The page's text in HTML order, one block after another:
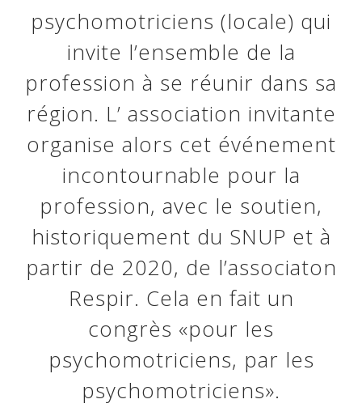
psychomotriciens (locale) qui
invite l’ensemble de la
profession à se réunir dans sa
région. L’ association invitante
organise alors cet événement
incontournable pour la
profession, avec le soutien,
historiquement du SNUP et à
partir de 2020, de l’associaton
Respir. Cela en fait un
congrès «pour les
psychomotriciens, par les
psychomotriciens».